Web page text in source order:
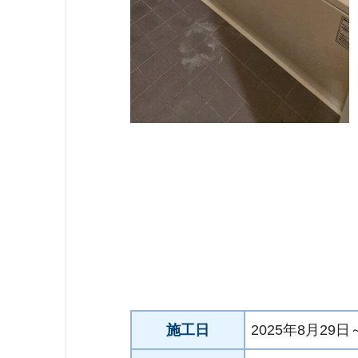
施工日 2025年8月29日